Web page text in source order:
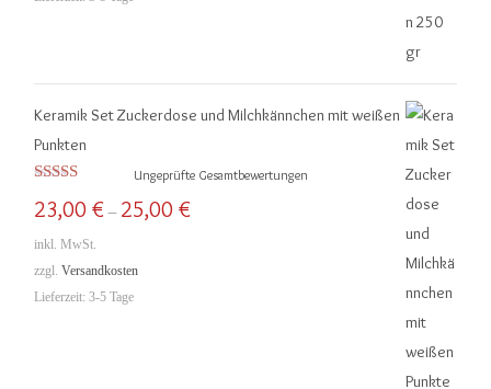
Keramik Set Zuckerdose und Milchkännchen mit weißen
Punkten
5.00von 5
Ungeprüfte Gesamtbewertungen
23,00 € – 25,00 €
inkl. MwSt.
zzgl. Versandkosten
Lieferzeit: 3-5 Tage